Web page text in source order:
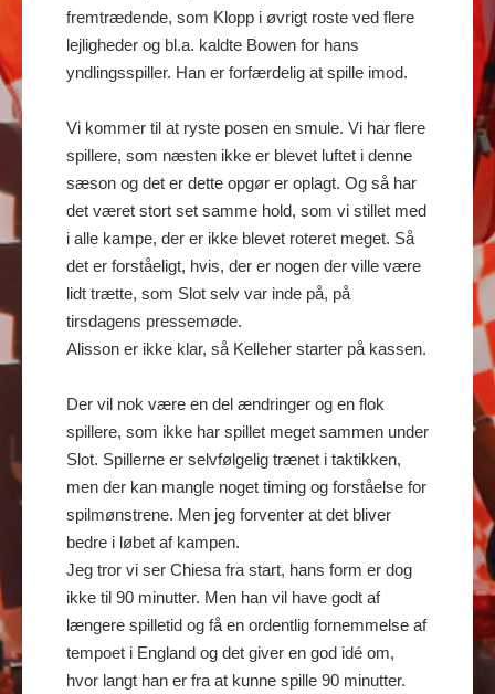
fremtrædende, som Klopp i øvrigt roste ved flere
lejligheder og bl.a. kaldte Bowen for hans
yndlingsspiller. Han er forfærdelig at spille imod.
Vi kommer til at ryste posen en smule. Vi har flere
spillere, som næsten ikke er blevet luftet i denne
sæson og det er dette opgør er oplagt. Og så har
det været stort set samme hold, som vi stillet med
i alle kampe, der er ikke blevet roteret meget. Så
det er forståeligt, hvis, der er nogen der ville være
lidt trætte, som Slot selv var inde på, på
tirsdagens pressemøde.
Alisson er ikke klar, så Kelleher starter på kassen.
Der vil nok være en del ændringer og en flok
spillere, som ikke har spillet meget sammen under
Slot. Spillerne er selvfølgelig trænet i taktikken,
men der kan mangle noget timing og forståelse for
spilmønstrene. Men jeg forventer at det bliver
bedre i løbet af kampen.
Jeg tror vi ser Chiesa fra start, hans form er dog
ikke til 90 minutter. Men han vil have godt af
længere spilletid og få en ordentlig fornemmelse af
tempoet i England og det giver en god idé om,
hvor langt han er fra at kunne spille 90 minutter.